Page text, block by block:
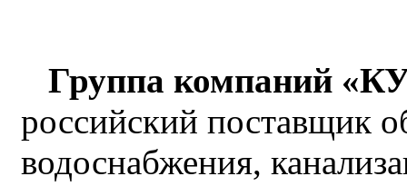
Группа компаний
российский поставщик о
водоснабжения,